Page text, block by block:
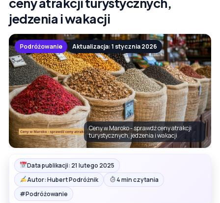
jedzenia i wakacji
Podróżowanie Aktualizacja: 1 stycznia 2026
Ceny w Maroko - sprawdź ceny atrakcji
turystycznych, jedzenia i wakacji
Data publikacji: 21 lutego 2025
Autor: Hubert Podróżnik
4 min czytania
#Podróżowanie